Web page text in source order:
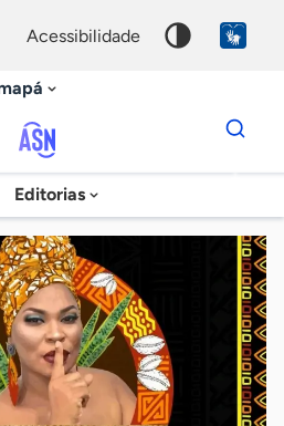
acessibilidade
Agência
Sebrae
de
Notícias
Editorias
Dados
para
chave